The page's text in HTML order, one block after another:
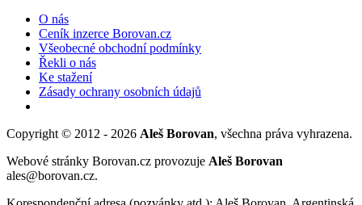
O nás
Ceník inzerce Borovan.cz
Všeobecné obchodní podmínky
Řekli o nás
Ke stažení
Zásady ochrany osobních údajů
Copyright © 2012 - 2026 Aleš Borovan, všechna práva vyhrazena.
Webové stránky Borovan.cz provozuje Aleš Borovan
ales@borovan.cz.